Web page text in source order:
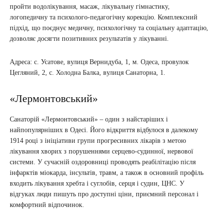
пройти водолікування, масаж, лікувальну гімнастику,
логопедичну та психолого-педагогічну корекцію. Комплексний
підхід, що поєднує медичну, психологічну та соціальну адаптацію,
дозволяє досягти позитивних результатів у лікуванні.
Адреса: с. Усатове, вулиця Вернидуба, 1, м. Одеса, провулок
Цегляний, 2, с. Холодна Балка, вулиця Санаторна, 1.
«Лермонтовський»
Санаторій «Лермонтовський» – один з найстаріших і
найпопулярніших в Одесі. Його відкриття відбулося в далекому
1914 році з ініціативи групи прогресивних лікарів з метою
лікування хворих з порушеннями серцево-судинної, нервової
системи. У сучасній оздоровниці проводять реабілітацію після
інфарктів міокарда, інсультів, травм, а також в основний профіль
входить лікування хребта і суглобів, серця і судин, ЦНС. У
відгуках люди пишуть про доступні ціни, приємний персонал і
комфортний відпочинок.